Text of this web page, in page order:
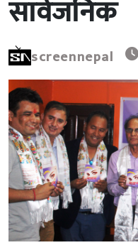
सार्वजनिक
screennepal